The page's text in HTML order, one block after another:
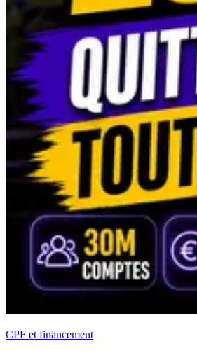
CPF et financement